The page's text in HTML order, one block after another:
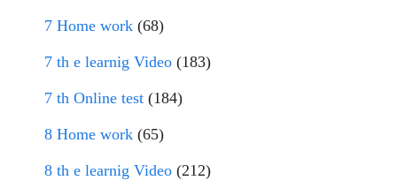
7 Home work (68)
7 th e learnig Video (183)
7 th Online test (184)
8 Home work (65)
8 th e learnig Video (212)